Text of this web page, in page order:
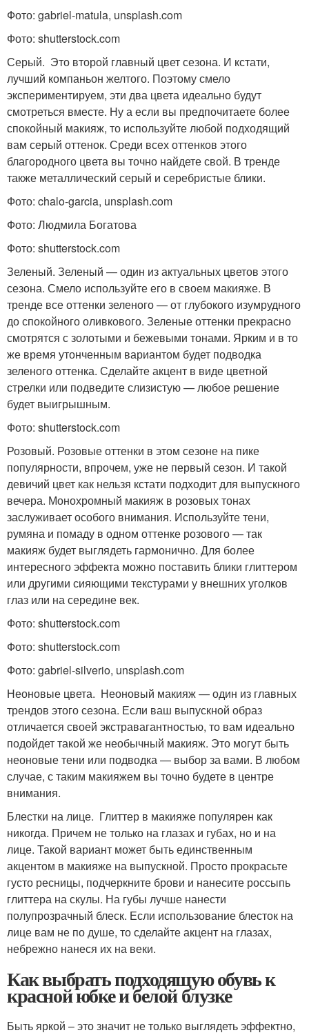
Фото: gabriel-matula, unsplash.com
Фото: shutterstock.com
Серый. Это второй главный цвет сезона. И кстати,
лучший компаньон желтого. Поэтому смело
экспериментируем, эти два цвета идеально будут
смотреться вместе. Ну а если вы предпочитаете более
спокойный макияж, то используйте любой подходящий
вам серый оттенок. Среди всех оттенков этого
благородного цвета вы точно найдете свой. В тренде
также металлический серый и серебристые блики.
Фото: chalo-garcia, unsplash.com
Фото: Людмила Богатова
Фото: shutterstock.com
Зеленый. Зеленый — один из актуальных цветов этого
сезона. Смело используйте его в своем макияже. В
тренде все оттенки зеленого — от глубокого изумрудного
до спокойного оливкового. Зеленые оттенки прекрасно
смотрятся с золотыми и бежевыми тонами. Ярким и в то
же время утонченным вариантом будет подводка
зеленого оттенка. Сделайте акцент в виде цветной
стрелки или подведите слизистую — любое решение
будет выигрышным.
Фото: shutterstock.com
Розовый. Розовые оттенки в этом сезоне на пике
популярности, впрочем, уже не первый сезон. И такой
девичий цвет как нельзя кстати подходит для выпускного
вечера. Монохромный макияж в розовых тонах
заслуживает особого внимания. Используйте тени,
румяна и помаду в одном оттенке розового — так
макияж будет выглядеть гармонично. Для более
интересного эффекта можно поставить блики глиттером
или другими сияющими текстурами у внешних уголков
глаз или на середине век.
Фото: shutterstock.com
Фото: shutterstock.com
Фото: gabriel-silverio, unsplash.com
Неоновые цвета. Неоновый макияж — один из главных
трендов этого сезона. Если ваш выпускной образ
отличается своей экстравагантностью, то вам идеально
подойдет такой же необычный макияж. Это могут быть
неоновые тени или подводка — выбор за вами. В любом
случае, с таким макияжем вы точно будете в центре
внимания.
Блестки на лице. Глиттер в макияже популярен как
никогда. Причем не только на глазах и губах, но и на
лице. Такой вариант может быть единственным
акцентом в макияже на выпускной. Просто прокрасьте
густо ресницы, подчеркните брови и нанесите россыпь
глиттера на скулы. На губы лучше нанести
полупрозрачный блеск. Если использование блесток на
лице вам не по душе, то сделайте акцент на глазах,
небрежно нанеся их на веки.
Как выбрать подходящую обувь к
красной юбке и белой блузке
Быть яркой – это значит не только выглядеть эффектно,